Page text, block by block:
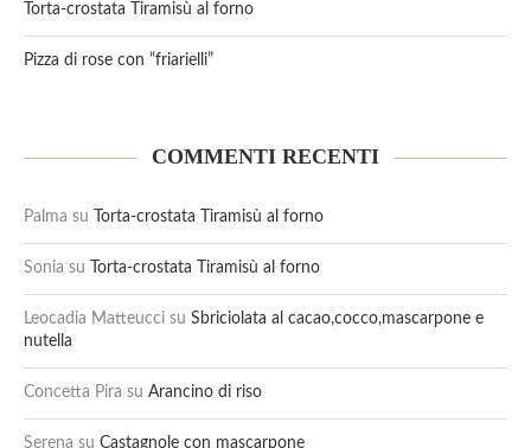
Torta-crostata Tiramisù al forno
Pizza di rose con “friarielli”
COMMENTI RECENTI
Palma su Torta-crostata Tiramisù al forno
Sonia su Torta-crostata Tiramisù al forno
Leocadia Matteucci su Sbriciolata al cacao,cocco,mascarpone e
nutella
Concetta Pira su Arancino di riso
Serena su Castagnole con mascarpone